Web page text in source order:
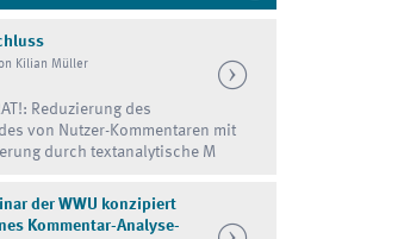
Kilian Müller
Reduzierung des
von Nutzer-Kommentaren mit
durch textanalytische M
der WWU konzipiert
Kommentar-Analyse-